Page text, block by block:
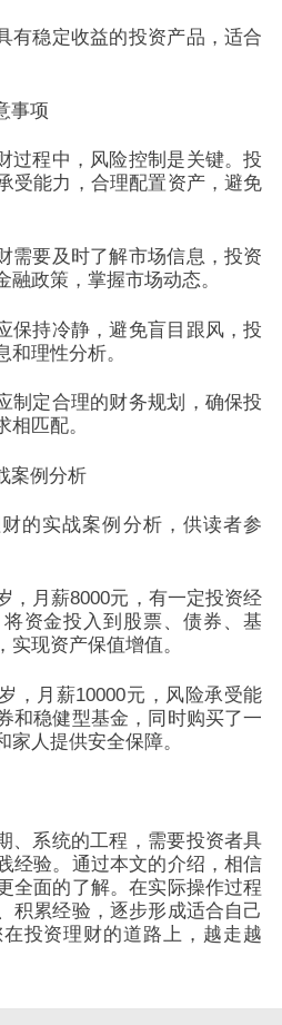
有稳定收益的投资产品，适合
事项
过程中，风险控制是关键。投
受能力，合理配置资产，避免
需要及时了解市场信息，投资
政策，掌握市场动态。
保持冷静，避免盲目跟风，投
理性分析。
制定合理的财务规划，确保投
匹配。
案例分析
的实战案例分析，供读者参
，月薪8000元，有一定投资经
资金投入到股票、债券、基
现资产保值增值。
，月薪10000元，风险承受能
和稳健型基金，同时购买了一
人提供安全保障。
、系统的工程，需要投资者具
经验。通过本文的介绍，相信
全面的了解。在实际操作过程
积累经验，逐步形成适合自己
投资理财的道路上，越走越